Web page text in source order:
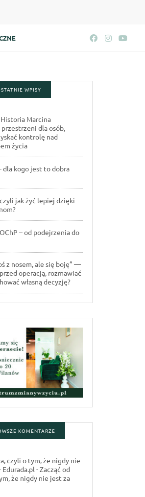
WPISY
Marcina
dla osób,
kontrolę nad
życia
dla kogo jest to dobra
jak żyć lepiej dzięki
– od podejrzenia do
z nosem, ale się boję” —
operacją, rozmawiać
własną decyzję?
KOMENTARZE
czyli o tym, że nigdy nie
Edurada.pl -Zacząć od
że nigdy nie jest za